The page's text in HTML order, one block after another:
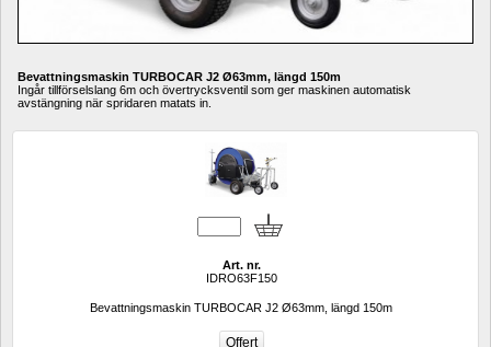
Bevattningsmaskin TURBOCAR J2 Ø63mm, längd 150m
Ingår tillförselslang 6m och övertrycksventil som ger maskinen automatisk
avstängning när spridaren matats in.
Art. nr.
IDRO63F150
Bevattningsmaskin TURBOCAR J2 Ø63mm, längd 150m